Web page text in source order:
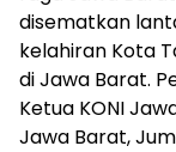
disematkan
kelahiran Kota
di Jawa Barat.
Ketua KONI
Jawa Barat,